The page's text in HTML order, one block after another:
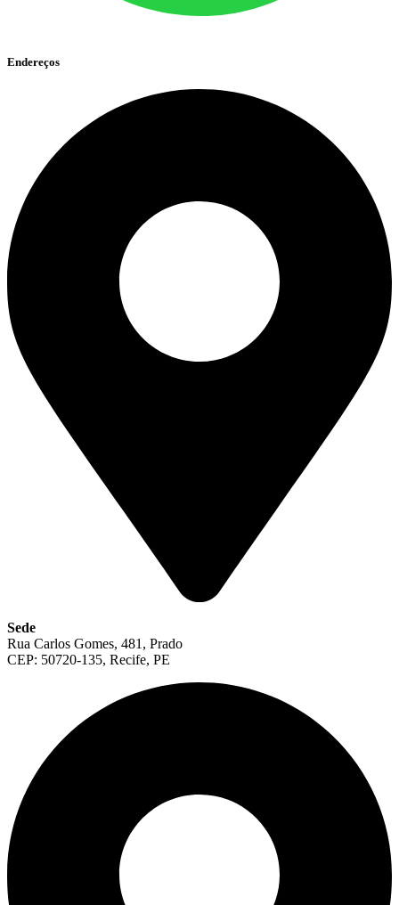
Endereços
Sede
Rua Carlos Gomes, 481, Prado
CEP: 50720-135, Recife, PE